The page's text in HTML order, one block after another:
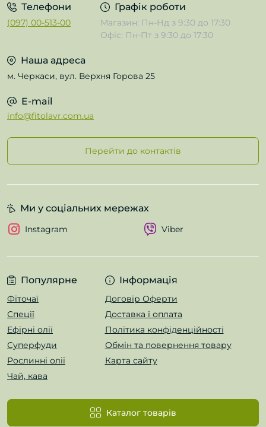
Телефони
(097) 00-513-00
Графік роботи
Магазин: Пн-Нд з 9:30 до 17:30
Офіс: Пн-Пт з 9:30 до 17:30
Наша адреса
м. Черкаси, вул. Верхня Горова 25
E-mail
info@fitolavr.com.ua
Перейти до контактів
Популярне
Фіточаї
Спеції
Ефірні олії
Суперфуди
Рослинні олії
Чай, кава
Інформація
Договір Оферти
Доставка і оплата
Політика конфіденційності
Обмін та повернення товару
Карта сайту
Каталог товарів
Ми у соціальних мережах
Instagram Viber